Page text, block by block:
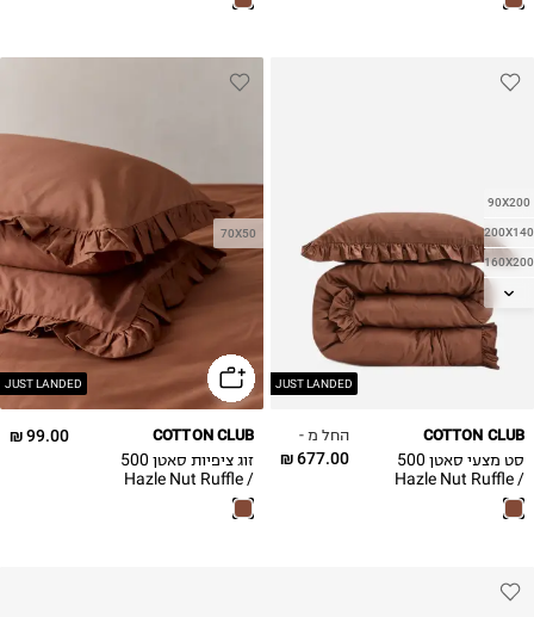
JUST LANDED
90X200
200X140
160X200
180X200
החל מ -
677.00 ₪
COTTON CLUB
סט מצעי סאטן 500
Hazle Nut Ruffle /
TX COLLAB
JUST LANDED
70X50
99.00 ₪ COTTON CLUB
זוג ציפיות סאטן 500
Hazle Nut Ruffle /
TX COLLAB